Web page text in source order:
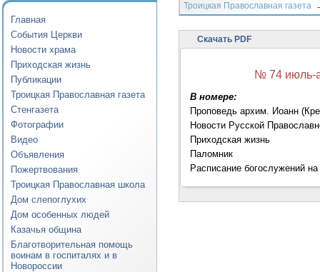
Главная
События Церкви
Новости храма
Приходская жизнь
Публикации
Троицкая Православная газета
Стенгазета
Фотографии
Видео
Объявления
Пожертвования
Троицкая Православная школа
Дом слепоглухих
Дом особенных людей
Казачья община
Благотворительная помощь
воинам в госпиталях и в
Новороссии
Троицкая Православная газета
Скачать PDF
№ 74 июль-
В номере:
Проповедь архим. Иоанн
Новости Русской
Приходская жизнь
Паломник
Расписание богослужений